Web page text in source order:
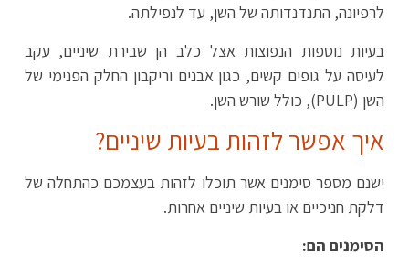
לרפיונה, התנדנדותה של השן, עד לנפילתה.
בעיות נוספות הנפוצות אצל כלב הן שבירת שיניים, עקב
לעיסה על גופים קשים, כגון אבנים וריקבון החלק הפנימי של
השן (PULP), כולל שורש השן.
איך אפשר לזהות בעיות שיניים?
ישנם מספר סימנים אשר תוכלו לזהות בעצמכם כהתחלה של
דלקת חניכיים או בעיות שיניים אחרות.
הסימנים הם: